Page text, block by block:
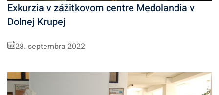
Exkurzia v zážitkovom centre Medolandia v
Dolnej Krupej
28. septembra 2022